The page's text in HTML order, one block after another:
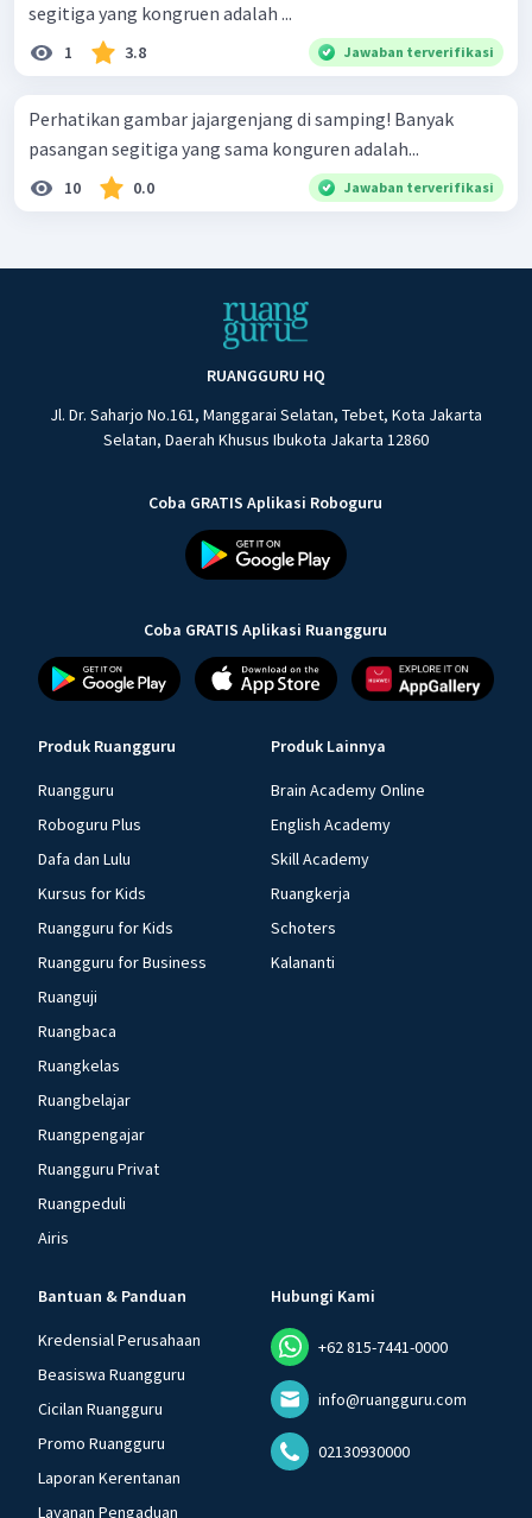
segitiga yang kongruen adalah ...
1 3.8 Jawaban terverifikasi
Perhatikan gambar jajargenjang di samping! Banyak
pasangan segitiga yang sama konguren adalah...
10 0.0 Jawaban terverifikasi
RUANGGURU HQ
Jl. Dr. Saharjo No.161, Manggarai Selatan, Tebet, Kota Jakarta
Selatan, Daerah Khusus Ibukota Jakarta 12860
Coba GRATIS Aplikasi Roboguru
Coba GRATIS Aplikasi Ruangguru
Produk Ruangguru
Ruangguru
Roboguru Plus
Dafa dan Lulu
Kursus for Kids
Ruangguru for Kids
Ruangguru for Business
Ruanguji
Ruangbaca
Ruangkelas
Ruangbelajar
Ruangpengajar
Ruangguru Privat
Ruangpeduli
Airis
Produk Lainnya
Brain Academy Online
English Academy
Skill Academy
Ruangkerja
Schoters
Kalananti
Bantuan & Panduan
Kredensial Perusahaan
Beasiswa Ruangguru
Cicilan Ruangguru
Promo Ruangguru
Laporan Kerentanan
Layanan Pengaduan
Hubungi Kami
+62 815-7441-0000
info@ruangguru.com
02130930000